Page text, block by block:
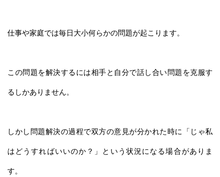
仕事や家庭では毎日大小何らかの問題が起こります。
この問題を解決するには相手と自分で話し合い問題を克服す
るしかありません。
しかし問題解決の過程で双方の意見が分かれた時に「じゃ私
はどうすればいいのか？」という状況になる場合がありま
す。